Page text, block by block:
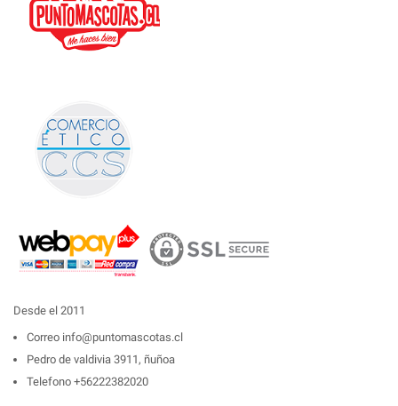
Desde el 2011
Correo info@puntomascotas.cl
Pedro de valdivia 3911, ñuñoa
Telefono +56222382020